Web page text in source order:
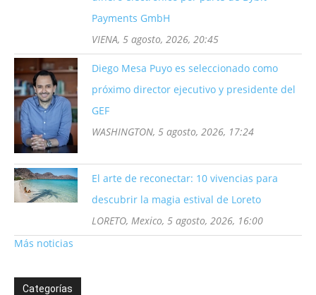
Payments GmbH
VIENA, 5 agosto, 2026, 20:45
Diego Mesa Puyo es seleccionado como
próximo director ejecutivo y presidente del
GEF
WASHINGTON, 5 agosto, 2026, 17:24
El arte de reconectar: 10 vivencias para
descubrir la magia estival de Loreto
LORETO, Mexico, 5 agosto, 2026, 16:00
Más noticias
Categorías